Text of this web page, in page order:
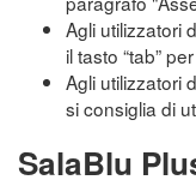
Agli utilizzatori
il tasto “tab”
Agli utilizzatori
si consiglia di
SalaBlu